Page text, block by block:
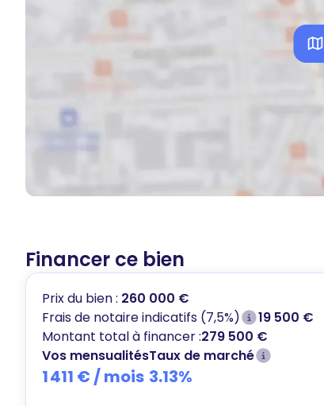
Financer ce bien
Prix du bien : 260 000 €
Frais de notaire indicatifs (7,5%)
19 500 €
Montant total à financer :279 500 €
Vos mensualités
1 411 € / mois
Taux de marché
3.13%